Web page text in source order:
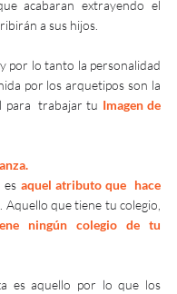
acabaran extrayendo el
a sus hijos.
por lo tanto la personalidad
por los arquetipos son la
para  trabajar tu Imagen de
es aquel atributo que  hace
Aquello que tiene tu colegio,
ningún colegio de tu
es aquello por lo que los